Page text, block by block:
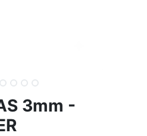
3mm -